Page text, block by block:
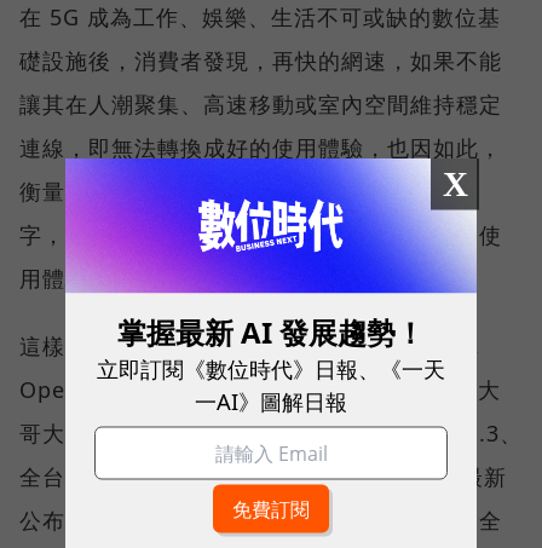
在 5G 成為工作、娛樂、生活不可或缺的數位基
礎設施後，消費者發現，再快的網速，如果不能
讓其在人潮聚集、高速移動或室內空間維持穩定
連線，即無法轉換成好的使用體驗，也因如此，
衡量「好網路」的標準，也逐漸從追求測速數
字，轉向任何時間、任何地點都能穩定連線的使
用體驗。
這樣的轉變，也反映在國際權威網路分析機構
Opensignal 公布的評比結果。今年初，台灣大
哥大不僅率先奪下「 4G／5G 在線率全球 No.3、
全台 No.1 」國際級榮譽，在 Opensignal 最新
公布的台灣行動網路體驗報告中，更一舉斬獲全
X
掌握最新 AI 發展趨勢！
立即訂閱《數位時代》日報、《一天
一AI》圖解日報